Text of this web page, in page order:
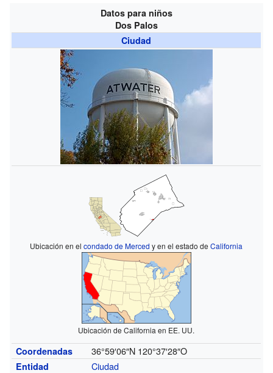
Datos para niños
Dos Palos
Ciudad
Ubicación en elcondado de Merced y en el estado deCalifornia
Ubicación de California en EE. UU.
Coordenadas 36°59′06″N 120°37′28″O
Entidad
Ciudad